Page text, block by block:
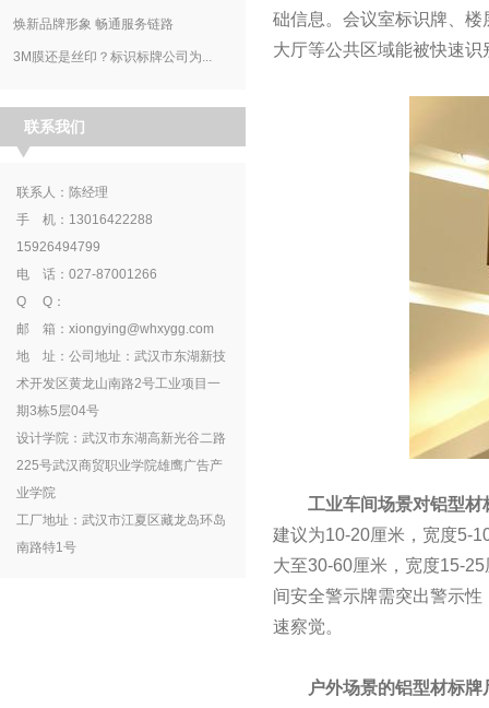
础信息。会议室标识牌、
大厅等公共区域能被快速
工业车间场景对铝型材
建议为10-20厘米，宽度5-
大至30-60厘米，宽度15-
间安全警示牌需突出警示
速察觉。
户外场景的铝型材标牌
焕新品牌形象 畅通服务链路
3M膜还是丝印？标识标牌公司为...
联系我们
联系人：陈经理
手 机：13016422288
15926494799
电 话：027-87001266
Q Q：
邮 箱：xiongying@whxygg.com
地 址：公司地址：武汉市东湖新技
术开发区黄龙山南路2号工业项目一
期3栋5层04号
设计学院：武汉市东湖高新光谷二路
225号武汉商贸职业学院雄鹰广告产
业学院
工厂地址：武汉市江夏区藏龙岛环岛
南路特1号